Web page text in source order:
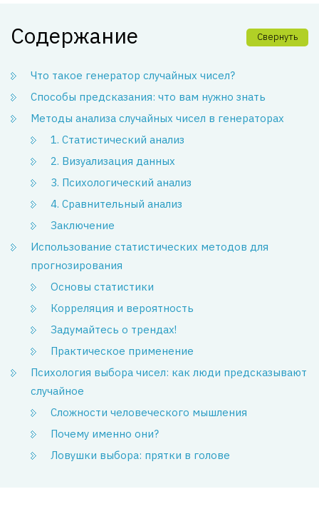
Содержание Свернуть
Что такое генератор случайных чисел?
Способы предсказания: что вам нужно знать
Методы анализа случайных чисел в генераторах
1. Статистический анализ
2. Визуализация данных
3. Психологический анализ
4. Сравнительный анализ
Заключение
Использование статистических методов для
прогнозирования
Основы статистики
Корреляция и вероятность
Задумайтесь о трендах!
Практическое применение
Психология выбора чисел: как люди предсказывают
случайное
Сложности человеческого мышления
Почему именно они?
Ловушки выбора: прятки в голове